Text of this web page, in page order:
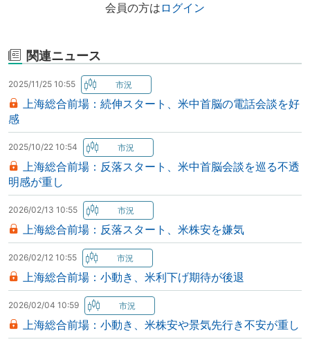
会員の方は ログイン
関連ニュース
2025/11/25 10:55
上海総合前場：続伸スタート、米中首脳の電話会談を好
感
2025/10/22 10:54
上海総合前場：反落スタート、米中首脳会談を巡る不透
明感が重し
2026/02/13 10:55
上海総合前場：反落スタート、米株安を嫌気
2026/02/12 10:55
上海総合前場：小動き、米利下げ期待が後退
2026/02/04 10:59
上海総合前場：小動き、米株安や景気先行き不安が重し